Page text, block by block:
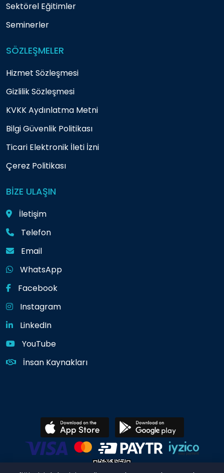
Sektörel Eğitimler
Seminerler
SÖZLEŞMELER
Hizmet Sözleşmesi
Gizlilik Sözleşmesi
KVKK Aydınlatma Metni
Bilgi Güvenlik Politikası
Ticari Elektronik İleti İzni
Çerez Politikası
BİZE ULAŞIN
İletişim
Telefon
Email
WhatsApp
Facebook
Instagram
LinkedIn
YouTube
İnsan Kaynakları